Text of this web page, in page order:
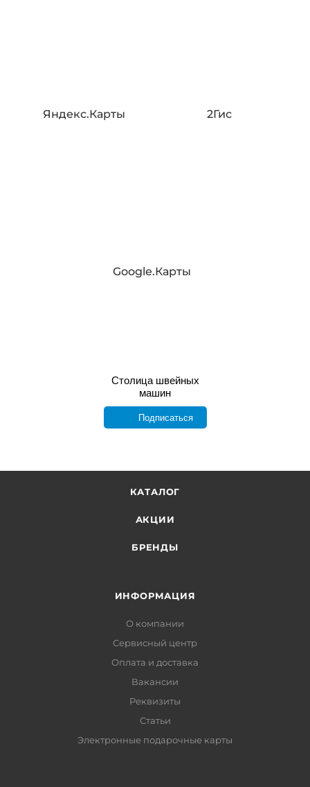
Яндекс.Карты 2Гис
Google.Карты
Столица швейных
машин
Подписаться
КАТАЛОГ
АКЦИИ
БРЕНДЫ
ИНФОРМАЦИЯ
О компании
Сервисный центр
Оплата и доставка
Вакансии
Реквизиты
Статьи
Электронные подарочные карты